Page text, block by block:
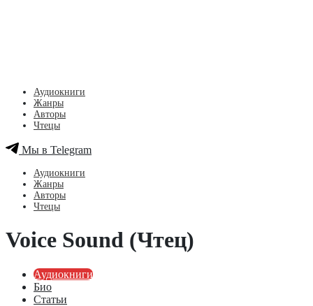
Аудиокниги
Жанры
Авторы
Чтецы
Мы в Telegram
Аудиокниги
Жанры
Авторы
Чтецы
Voice Sound (Чтец)
Аудиокниги
Био
Статьи